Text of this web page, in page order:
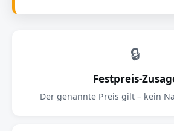
🔒
Festpreis-
Der genannte Preis gilt – kein